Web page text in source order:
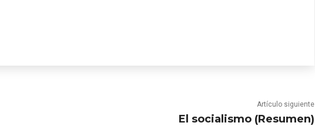
Artículo siguiente
El socialismo (Resumen)